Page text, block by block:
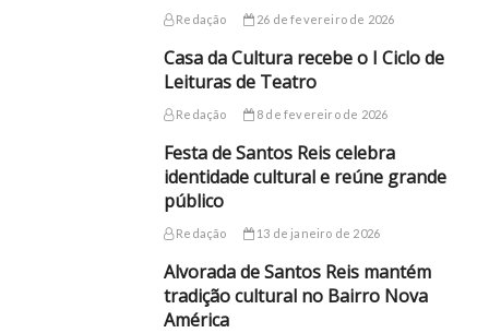
Redação 26 de fevereiro de 2026
Casa da Cultura recebe o I Ciclo de
Leituras de Teatro
Redação 8 de fevereiro de 2026
Festa de Santos Reis celebra
identidade cultural e reúne grande
público
Redação 13 de janeiro de 2026
Alvorada de Santos Reis mantém
tradição cultural no Bairro Nova
América